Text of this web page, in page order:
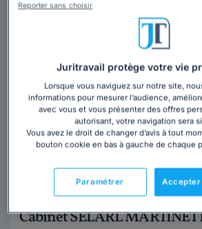
Contacter cet avocat
Maître Chawky MAHBOULI est
Paris, il est également Docteur en
l’Université Paris 1...Lire la suite
Cabinet SELARL
Juritravail protège votre vie
Lorsque vous naviguez sur notre site,
informations pour mesurer l’audience,
avec vous et vous présenter des offres
autorisant, votre navigation sera
Vous avez le droit de changer d’avis à tout
bouton cookie en bas à gauche de chaque
Paramétrer
Reporter sans choisir